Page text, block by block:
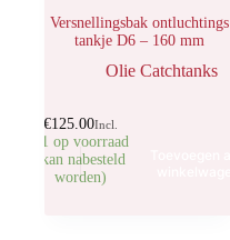
Versnellingsbak ontluchtings
tankje D6 – 160 mm
Olie Catchtanks
€125.00Incl.
21 op voorraad
(kan nabesteld
worden)